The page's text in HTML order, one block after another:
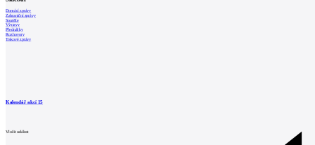
Domácí zprávy
Zahraniční zprávy
Soutěže
Výstavy
Přednášky
Rozhovory
Tiskové zprávy
Kalendář akcí 15
Vložit událost